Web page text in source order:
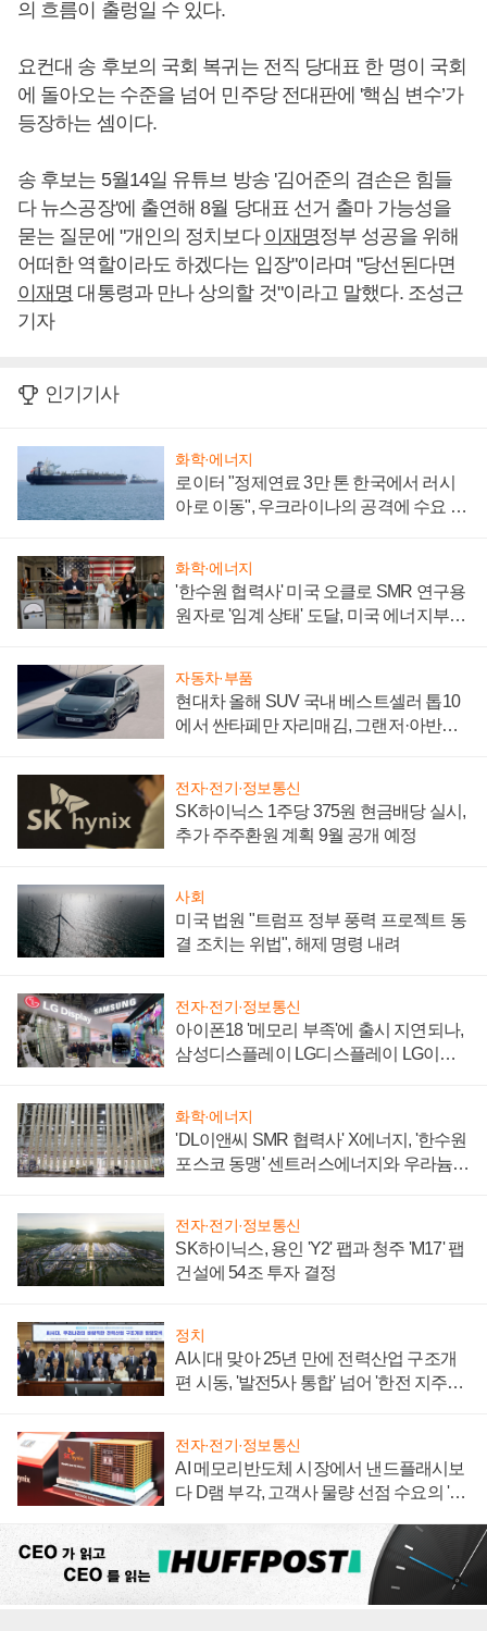
의 흐름이 출렁일 수 있다.
요컨대 송 후보의 국회 복귀는 전직 당대표 한 명이 국회
에 돌아오는 수준을 넘어 민주당 전대판에 '핵심 변수’가
등장하는 셈이다.
송 후보는 5월14일 유튜브 방송 '김어준의 겸손은 힘들
다 뉴스공장'에 출연해 8월 당대표 선거 출마 가능성을
묻는 질문에 "개인의 정치보다 이재명정부 성공을 위해
어떠한 역할이라도 하겠다는 입장"이라며 "당선된다면
이재명 대통령과 만나 상의할 것"이라고 말했다. 조성근
기자
인기기사
화학·에너지
로이터 "정제연료 3만 톤 한국에서 러시
아로 이동", 우크라이나의 공격에 수요 늘
화학·에너지
'한수원 협력사' 미국 오클로 SMR 연구용
원자로 '임계 상태' 도달, 미국 에너지부
자동차·부품
현대차 올해 SUV 국내 베스트셀러 톱10
에서 싼타페만 자리매김, 그랜저·아반떼
전자·전기·정보통신
SK하이닉스 1주당 375원 현금배당 실시,
추가 주주환원 계획 9월 공개 예정
사회
미국 법원 "트럼프 정부 풍력 프로젝트 동
결 조치는 위법", 해제 명령 내려
전자·전기·정보통신
아이폰18 '메모리 부족'에 출시 지연되나,
삼성디스플레이 LG디스플레이 LG이노
화학·에너지
'DL이앤씨 SMR 협력사' X에너지, '한수원
포스코 동맹' 센트러스에너지와 우라늄
전자·전기·정보통신
SK하이닉스, 용인 'Y2' 팹과 청주 'M17' 팹
건설에 54조 투자 결정
정치
AI시대 맞아 25년 만에 전력산업 구조개
편 시동, '발전5사 통합' 넘어 '한전 지주사'
전자·전기·정보통신
AI 메모리반도체 시장에서 낸드플래시보
다 D램 부각, 고객사 물량 선점 수요의 '우